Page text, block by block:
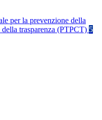
per la prevenzione della
trasparenza (PTPCT) 5